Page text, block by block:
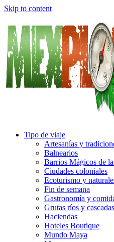
Skip to content
Tipo de viaje
Artesanías y
Balnearios
Barrios Mágicos de
Ciudades coloniales
Ecoturismo y
Fin de semana
Gastronomía y
Grutas ríos y cascadas
Haciendas
Hoteles Boutique
Mundo Maya